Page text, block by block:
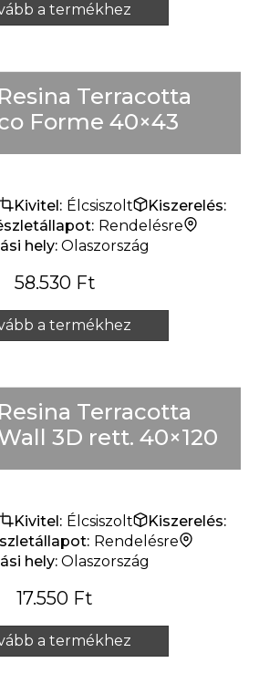
a termékhez
Terracotta
Forme 40×43
Kivitel: Élcsiszolt
Kiszerelés:
Rendelésre
hely: Olaszország
58.530 Ft
a termékhez
Terracotta
3D rett. 40×120
Kivitel: Élcsiszolt
Kiszerelés:
Rendelésre
hely: Olaszország
17.550 Ft
a termékhez